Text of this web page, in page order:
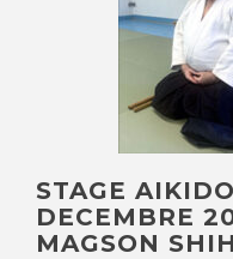
STAGE
DECEMBRE
MAGSON